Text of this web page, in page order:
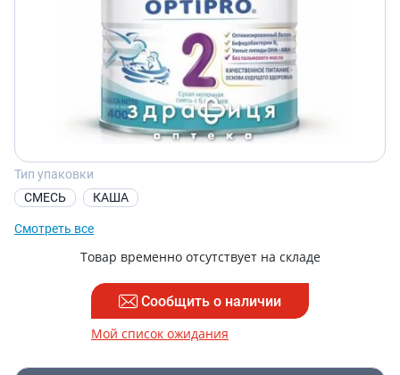
Тип упаковки
СМЕСЬ
КАША
Смотреть все
Товар временно отсутствует на складе
Сообщить о наличии
Мой список ожидания